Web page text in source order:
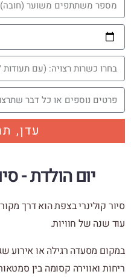
עדן,
יום הולדת -
סיור קולינרי בצפת הוא דרך
עוד שנה של חוויות.
במקום מסעדה רגילה או אירוע
ריחות ואווירה קסומה בין